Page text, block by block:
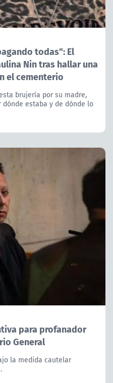
todas": El
Nin tras hallar una
el cementerio
brujería por su madre,
estaba y de dónde lo
para profanador
General
la medida cautelar